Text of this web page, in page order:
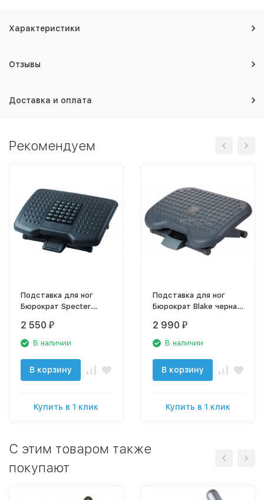
Характеристики
Отзывы
Доставка и оплата
Рекомендуем
Подставка для ног
Бюрократ Specter
2 550 ₽
В наличии
В корзину
Купить в 1 клик
Подставка для ног
Бюрократ Blake черная
2 990 ₽
В наличии
В корзину
Купить в 1 клик
C этим товаром также
покупают